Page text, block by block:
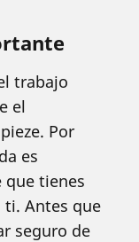
trabajo
el
Por
es
que tienes
ti. Antes que
seguro de